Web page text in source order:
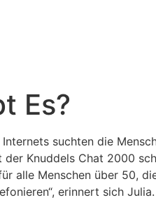
Es?
suchten die
Knuddels Chat 2000
alle Menschen über 50,
erinnert sich